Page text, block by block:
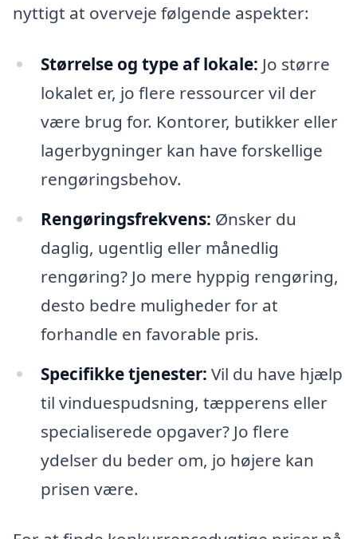
nyttigt at overveje følgende aspekter:
Størrelse og type af lokale: Jo større
lokalet er, jo flere ressourcer vil der
være brug for. Kontorer, butikker eller
lagerbygninger kan have forskellige
rengøringsbehov.
Rengøringsfrekvens: Ønsker du
daglig, ugentlig eller månedlig
rengøring? Jo mere hyppig rengøring,
desto bedre muligheder for at
forhandle en favorable pris.
Specifikke tjenester: Vil du have hjælp
til vinduespudsning, tæpperens eller
specialiserede opgaver? Jo flere
ydelser du beder om, jo højere kan
prisen være.